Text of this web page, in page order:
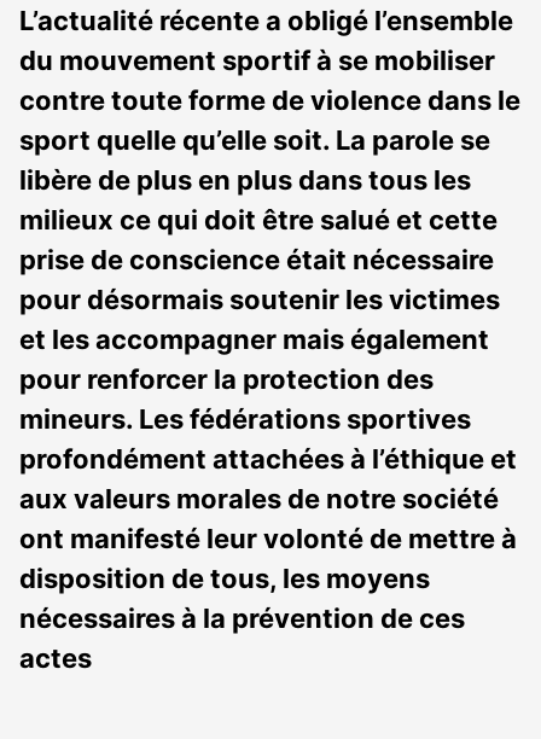
abonnés
L’actualité récente a obligé l’ensemble
du mouvement sportif à se mobiliser
contre toute forme de violence dans le
sport quelle qu’elle soit. La parole se
libère de plus en plus dans tous les
milieux ce qui doit être salué et cette
prise de conscience était nécessaire
pour désormais soutenir les victimes
et les accompagner mais également
pour renforcer la protection des
mineurs. Les fédérations sportives
profondément attachées à l’éthique et
aux valeurs morales de notre société
ont manifesté leur volonté de mettre à
disposition de tous, les moyens
nécessaires à la prévention de ces
actes